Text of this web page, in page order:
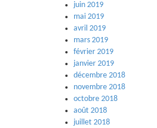
juin 2019
mai 2019
avril 2019
mars 2019
février 2019
janvier 2019
décembre 2018
novembre 2018
octobre 2018
août 2018
juillet 2018